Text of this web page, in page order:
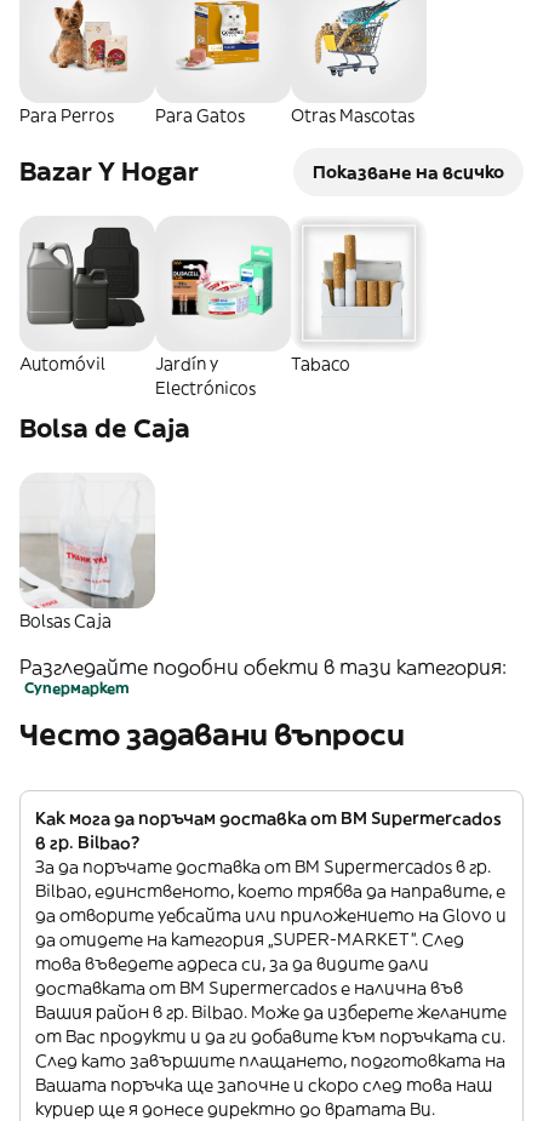
Para Perros Para Gatos Otras Mascotas
Bazar Y Hogar Показване на всичко
Automóvil
Jardín y
Electrónicos
Tabaco
Bolsa de Caja
Bolsas Caja
Разгледайте подобни обекти в тази категория:
Супермаркет
Често задавани въпроси
Как мога да поръчам доставка от BM Supermercados
в гр. Bilbao?
За да поръчате доставка от BM Supermercados в гр.
Bilbao, единственото, което трябва да направите, е
да отворите уебсайта или приложението на Glovo и
да отидете на категория „SUPER-MARKET”. След
това въведете адреса си, за да видите дали
доставката от BM Supermercados е налична във
Вашия район в гр. Bilbao. Може да изберете желаните
от Вас продукти и да ги добавите към поръчката си.
След като завършите плащането, подготовката на
Вашата поръчка ще започне и скоро след това наш
куриер ще я донесе директно до вратата Ви.